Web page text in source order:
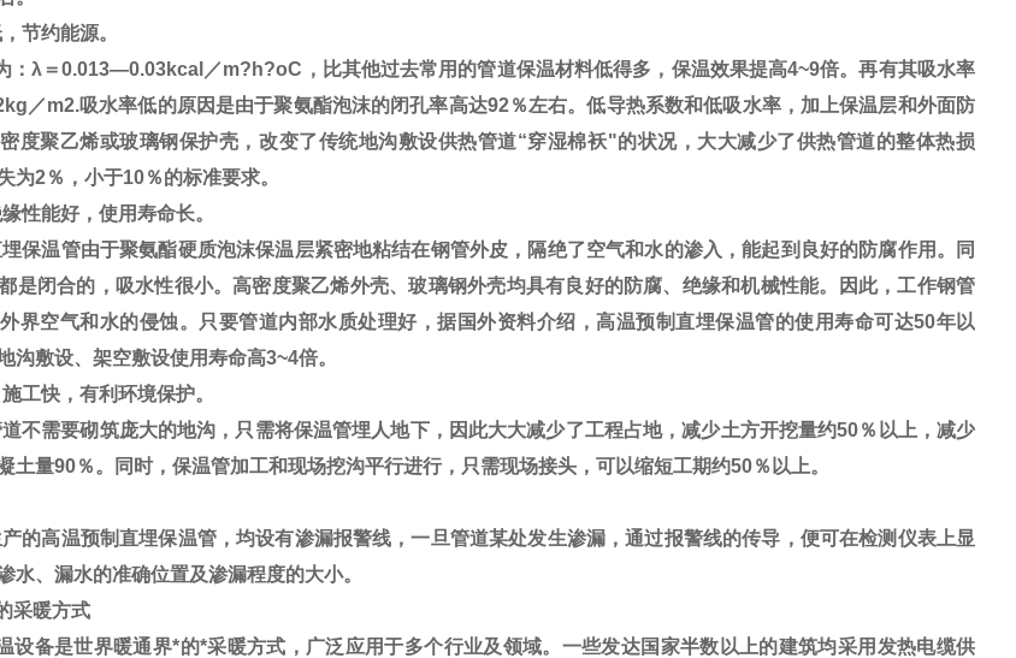
节约能源。
：λ＝0.013—0.03kcal／m?h?oC，比其他过去常用的管道保温材料低得多，保温效果提高4~9倍。再有其吸水率
／m2.吸水率低的原因是由于聚氨酯泡沫的闭孔率高达92％左右。低导热系数和低吸水率，加上保温层和外面防
度聚乙烯或玻璃钢保护壳，改变了传统地沟敷设供热管道“穿湿棉袄"的状况，大大减少了供热管道的整体热损
为2％，小于10％的标准要求。
性能好，使用寿命长。
保温管由于聚氨酯硬质泡沫保温层紧密地粘结在钢管外皮，隔绝了空气和水的渗入，能起到良好的防腐作用。同
是闭合的，吸水性很小。高密度聚乙烯外壳、玻璃钢外壳均具有良好的防腐、绝缘和机械性能。因此，工作钢管
界空气和水的侵蚀。只要管道内部水质处理好，据国外资料介绍，高温预制直埋保温管的使用寿命可达50年以
沟敷设、架空敷设使用寿命高3~4倍。
工快，有利环境保护。
不需要砌筑庞大的地沟，只需将保温管埋人地下，因此大大减少了工程占地，减少土方开挖量约50％以上，减少
土量90％。同时，保温管加工和现场挖沟平行进行，只需现场接头，可以缩短工期约50％以上。
的高温预制直埋保温管，均设有渗漏报警线，一旦管道某处发生渗漏，通过报警线的传导，便可在检测仪表上显
水、漏水的准确位置及渗漏程度的大小。
采暖方式
设备是世界暖通界*的*采暖方式，广泛应用于多个行业及领域。一些发达国家半数以上的建筑均采用发热电缆供